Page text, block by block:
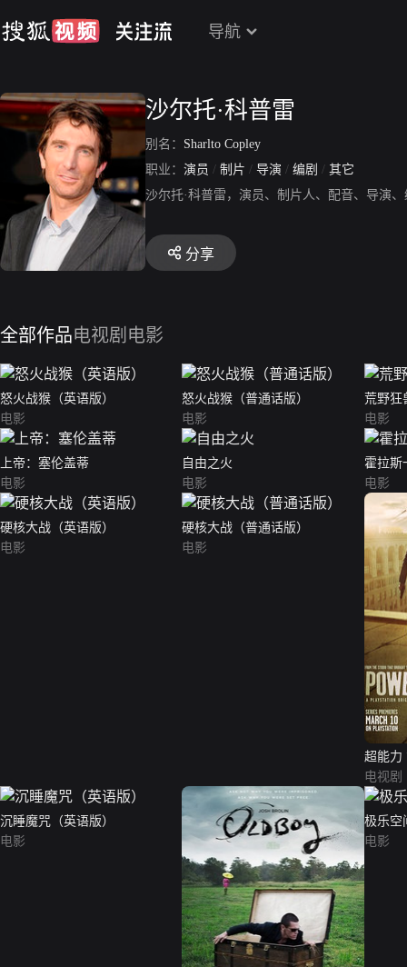
导航
沙尔托·科普雷
别名： Sharlto Copley
职业： 演员 / 制片 / 导演 / 编剧 / 其它
沙尔托·科普雷，演员、制片人、配音、导演
分享
全部作品电视剧 电影
怒火战猴（英语版）
电影
怒火战猴（普通话版）
电影
荒野狂
电影
上帝：塞伦盖蒂
电影
自由之火
电影
霍拉斯
电影
硬核大战（英语版）
电影
硬核大战（普通话版）
电影
超能力
电视剧
沉睡魔咒（英语版）
电影
极乐空
电影